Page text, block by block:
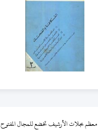
معظم مجلات الأرشيف تخضع للمجال المفتوح